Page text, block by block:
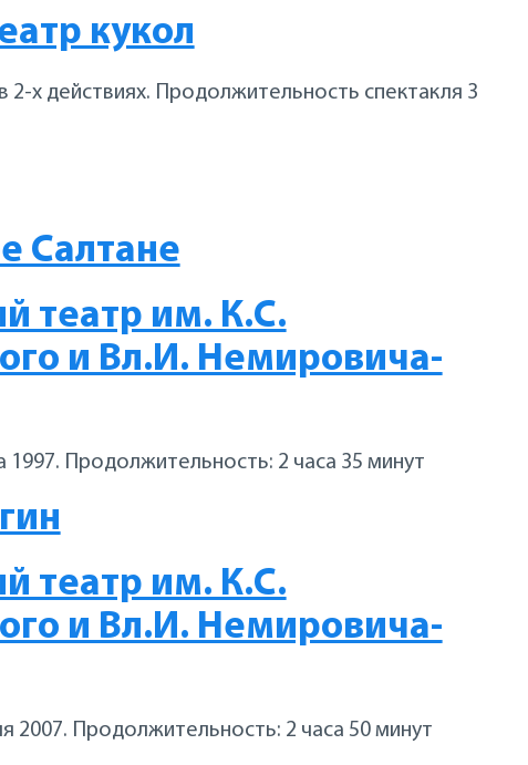
кукол
2-х действиях. Продолжительность спектакля 3
Салтане
театр им. К.С.
и Вл.И. Немировича-
1997. Продолжительность: 2 часа 35 минут
театр им. К.С.
и Вл.И. Немировича-
2007. Продолжительность: 2 часа 50 минут